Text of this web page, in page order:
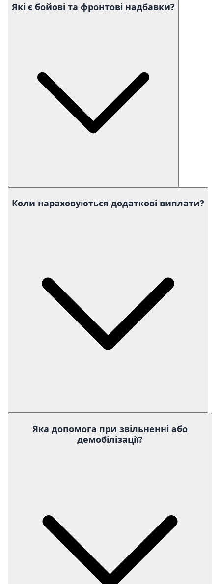
Які є бойові та фронтові надбавки?
Коли нараховуються додаткові виплати?
Яка допомога при звільненні або
демобілізації?